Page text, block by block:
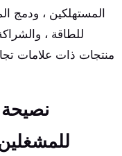
المستهلكين ، ودمج
للطاقة ،
منتجات ذات علامات
نصيحة